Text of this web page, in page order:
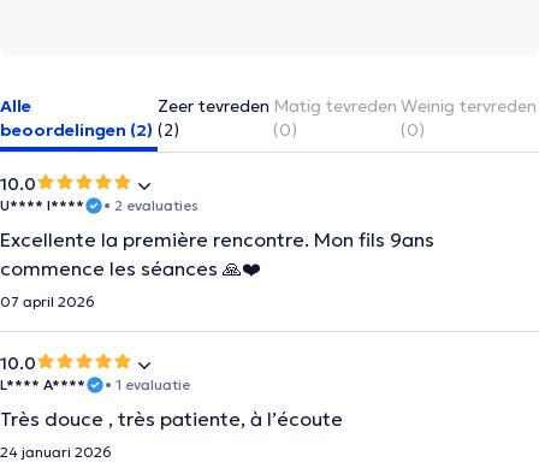
Alle
beoordelingen (2)
Zeer tevreden
(2)
Matig tevreden
(0)
Weinig tervreden
(0)
10.0
U**** I**** • 2 evaluaties
Excellente la première rencontre. Mon fils 9ans
commence les séances 🙏❤️
07 april 2026
10.0
L**** A**** • 1 evaluatie
Très douce , très patiente, à l’écoute
24 januari 2026